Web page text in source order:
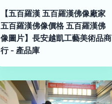
【五百羅漢 五百羅漢佛像廠家
五百羅漢佛像價格 五百羅漢佛
像圖片】長安越凱工藝美術品商
行 - 產品庫